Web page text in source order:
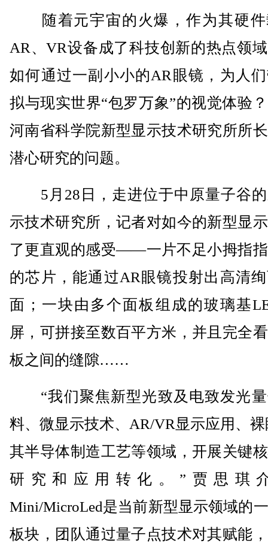
随着元宇宙的火爆，作为其硬件
AR、VR设备成了科技创新的热点领
如何通过一副小小的AR眼镜，为人
拟与现实世界“包罗万象”的视觉体验
河南省科学院新型显示技术研究所所
潜心研究的问题。
5月28日，走进位于中原量子谷的
示技术研究所，记者对如今的新型显
了更直观的感受——一片不足小拇指
的芯片，能通过AR眼镜投射出高清
面；一块由多个面板组成的玻璃基
屏，可拼接至数百平方米，并且完全
板之间的缝隙……
“我们聚焦新型光致及电致发光量
料、微显示技术、AR/VR显示应用、
其半导体制造工艺等领域，开展关键
研究和应用转化。”贾思琪
Mini/MicroLed是当前新型显示领域的
板块，团队通过量子点技术对其赋能